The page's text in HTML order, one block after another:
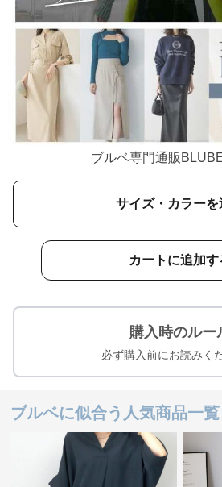
ブルベ専門通販
サイズ・カラーを
カートに追加す
購入時のルー
必ず購入前にお読みく
ブルベに似合う人気商品一覧